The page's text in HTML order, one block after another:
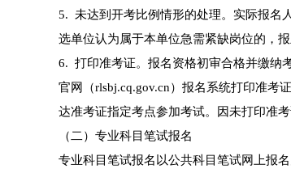
5. 未达到开考比例情形的处理。实际报名
选单位认为属于本单位急需紧缺岗位的，
6. 打印准考证。报名资格初审合格并缴纳
官网（rlsbj.cq.gov.cn）报名系统打印准考
达准考证指定考点参加考试。因未打印准
（二）专业科目笔试报名
专业科目笔试报名以公共科目笔试网上报名